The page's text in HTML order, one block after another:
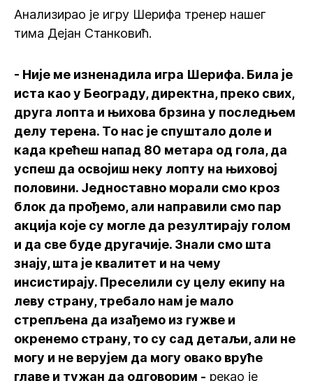
Анализирао је игру Шерифа тренер нашег
тима Дејан Станковић.
- Није ме изненадила игра Шерифа. Била је
иста као у Београду, директна, преко свих,
друга лопта и њихова брзина у последњем
делу терена. То нас је спуштало доле и
када крећеш напад 80 метара од гола, да
успеш да освојиш неку лопту на њиховој
половини. Једноставно морали смо кроз
блок да прођемо, али направили смо пар
акција које су могле да резултирају голом
и да све буде другачије. Знали смо шта
знају, шта је квалитет и на чему
инсистирају. Преселили су целу екипу на
леву страну, требало нам је мало
стрепљена да изађемо из гужве и
окренемо страну, то су сад детаљи, али не
могу и не верујем да могу овако вруће
главе и тужан да одговорим - рекао је